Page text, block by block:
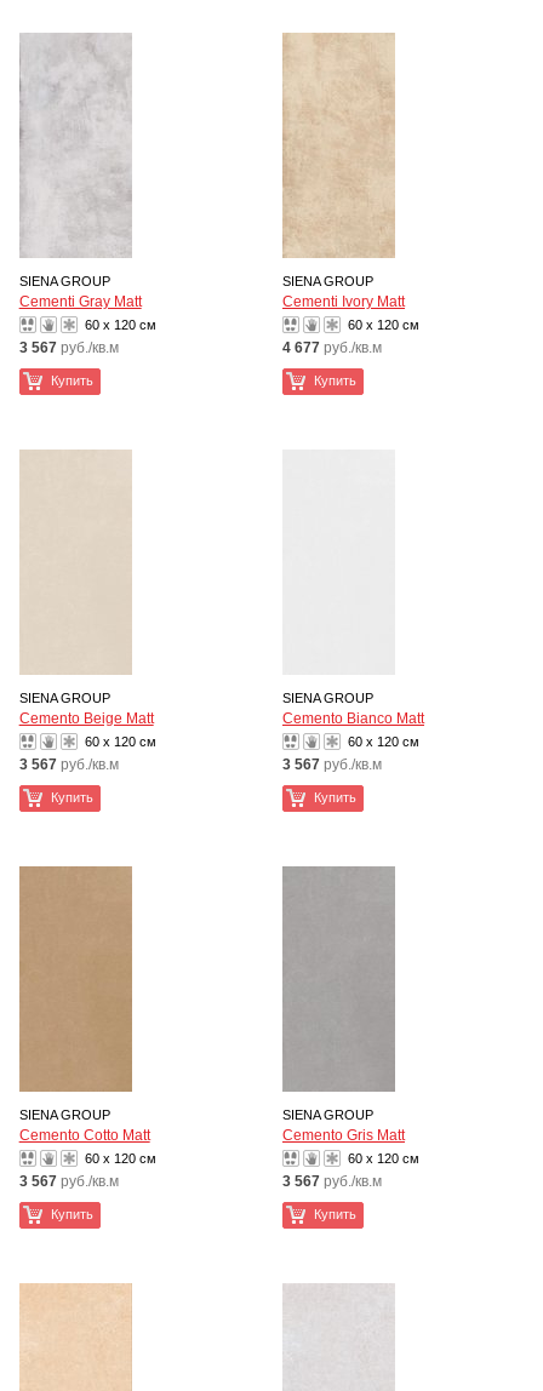
SIENA GROUP
Cementi Gray Matt
60 x 120 см
3 567 руб./кв.м
Купить
SIENA GROUP
Cementi Ivory Matt
60 x 120 см
4 677 руб./кв.м
Купить
SIENA GROUP
Cemento Beige Matt
60 x 120 см
3 567 руб./кв.м
Купить
SIENA GROUP
Cemento Bianco Matt
60 x 120 см
3 567 руб./кв.м
Купить
SIENA GROUP
Cemento Cotto Matt
60 x 120 см
3 567 руб./кв.м
Купить
SIENA GROUP
Cemento Gris Matt
60 x 120 см
3 567 руб./кв.м
Купить